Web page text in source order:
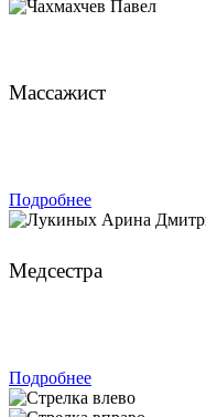
Массажист
Подробнее
Медсестра
Подробнее